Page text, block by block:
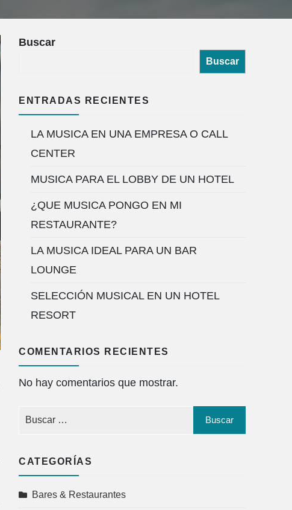
Buscar
Buscar
ENTRADAS RECIENTES
LA MUSICA EN UNA EMPRESA O CALL
CENTER
MUSICA PARA EL LOBBY DE UN HOTEL
¿QUE MUSICA PONGO EN MI
RESTAURANTE?
LA MUSICA IDEAL PARA UN BAR
LOUNGE
SELECCIÓN MUSICAL EN UN HOTEL
RESORT
COMENTARIOS RECIENTES
No hay comentarios que mostrar.
CATEGORÍAS
Bares & Restaurantes